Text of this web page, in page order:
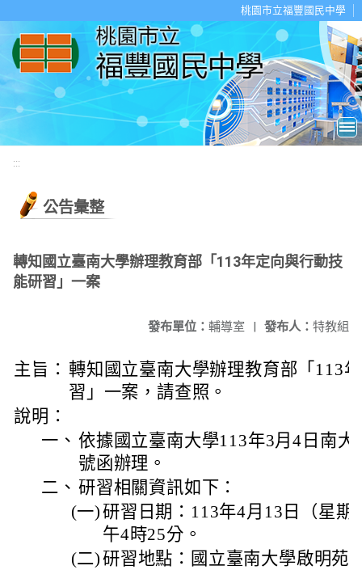
桃園市立福豐國民中學
:::
公告彙整
轉知國立臺南大學辦理教育部「113年定向與行動技
能研習」一案
發布人： 特教組
發布單位： 輔導室 |
主旨： 轉知國立臺南大學辦理教育部「113
習」一案，請查照。
說明：
一、 依據國立臺南大學113年3月4日南大
號函辦理。
二、 研習相關資訊如下：
(一)研習日期：113年4月13日（星期
午4時25分。
(二)研習地點：國立臺南大學啟明苑